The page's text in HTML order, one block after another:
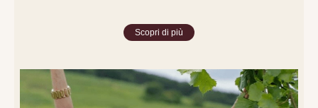
Scopri di più